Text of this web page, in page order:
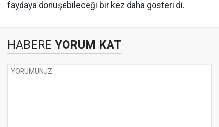
faydaya dönüşebileceği bir kez daha gösterildi.
HABERE YORUM KAT